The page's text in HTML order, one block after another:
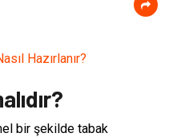
bir şekilde tabak